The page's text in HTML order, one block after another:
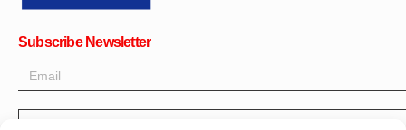
Subscribe Newsletter